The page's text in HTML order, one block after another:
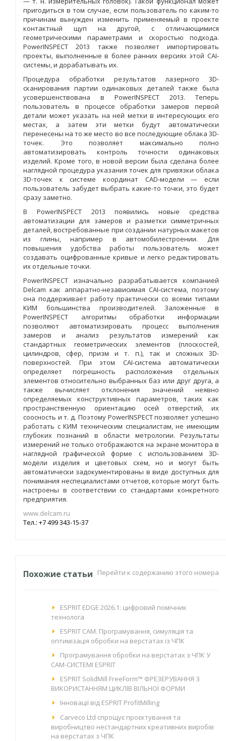
пригодиться в том случае, если пользователь по каким-то
причинам вынужден изменить применяемый в проекте
контактный щуп на другой, с отличающимися
геометрическими параметрами и скоростью подхода.
PowerINSPECT 2013 также позволяет импортировать
проекты, выполненные в более ранних версиях этой CAI-
системы, и дорабатывать их.
Процедура обработки результатов лазерного 3D-
сканирования партии одинаковых деталей также была
усовершенствована в PowerINSPECT 2013. Теперь
пользователь в процессе обработки замеров первой
детали может указать на ней метки в интересующих его
местах, а затем эти метки будут автоматически
перенесены на то же место во все последующие облака 3D-
точек. Это позволяет максимально полно
автоматизировать контроль точности одинаковых
изделий. Кроме того, в новой версии была сделана более
наглядной процедура указания точек для привязки облака
3D-точек к системе координат CAD-модели — если
пользователь забудет выбрать какие-то точки, это будет
сразу заметно.
В PowerINSPECT 2013 появились новые средства
автоматизации для замеров и разметки симметричных
деталей, востребованные при создании натурных макетов
из глины, например в автомобилестроении. Для
повышения удобства работы пользователь может
создавать оцифрованные кривые и легко редактировать
их отдельные точки.
PowerINSPECT изначально разрабатывается компанией
Delcam как аппаратно-независимая CAI-система, поэтому
она поддерживает работу практически со всеми типами
КИМ большинства производителей. Заложенные в
PowerINSPECT алгоритмы обработки информации
позволяют автоматизировать процесс выполнения
замеров и анализ результатов измерений как
стандартных геометрических элементов (плоскостей,
цилиндров, сфер, призм и т. п.), так и сложных 3D-
поверхностей. При этом CAI-система автоматически
определяет погрешность расположения отдельных
элементов относительно выбранных баз или друг друга, а
также вычисляет отклонения значений неявно
определяемых конструктивных параметров, таких как
пространственную ориентацию осей отверстий, их
соосность и т. д. Поэтому PowerINSPECT позволяет успешно
работать с КИМ техническим специалистам, не имеющим
глубоких познаний в области метрологии. Результаты
измерений не только отображаются на экране монитора в
наглядной графической форме с использованием 3D-
модели изделия и цветовых схем, но и могут быть
автоматически задокументированы в виде доступных для
понимания неспециалистами отчетов, которые могут быть
настроены в соответствии со стандартами конкретного
предприятия.
www.delcam.ru
Тел.: +7 499 343-15-37
Похожие статьи Перейти к содержанию этого номера
ESPRIT EDGE 2026.1: цифровий помічник
технолога
ESPRIT CAM. Програмування, симуляція та
оптимізація обробки на верстатах із ЧПК
Програмування обробки на верстатах з ЧПК У
CAM-СИСТЕМІ ESPRIT
ESPRIT SolidMill FreeForm™ ФРЕЗЕРУВАННЯ З
ВИКОРИСТАННЯМ ЦИКЛІВ ВІЛЬНОЇ ФОРМИ
Інновації від ESPRIT ProfitMilling
Carveco Ltd спрощує проєктування та
виробництво нестандартних креативних виробів
на верстатах з ЧПК